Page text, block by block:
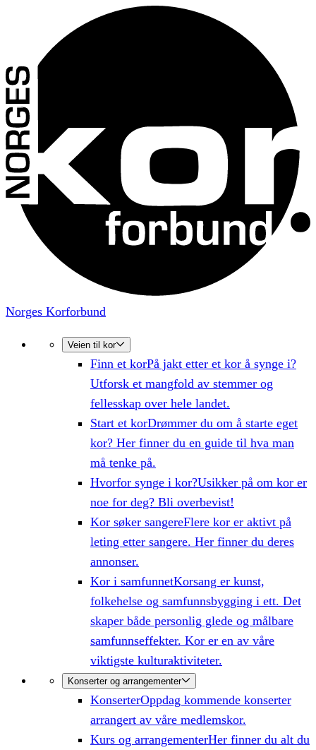
Norges Korforbund
Veien til kor
Finn et korPå jakt etter et kor å synge i?
Utforsk et mangfold av stemmer og
fellesskap over hele landet.
Start et korDrømmer du om å starte eget
kor? Her finner du en guide til hva man
må tenke på.
Hvorfor synge i kor?Usikker på om kor er
noe for deg? Bli overbevist!
Kor søker sangereFlere kor er aktivt på
leting etter sangere. Her finner du deres
annonser.
Kor i samfunnetKorsang er kunst,
folkehelse og samfunnsbygging i ett. Det
skaper både personlig glede og målbare
samfunnseffekter. Kor er en av våre
viktigste kulturaktiviteter.
Konserter og arrangementer
KonserterOppdag kommende konserter
arrangert av våre medlemskor.
Kurs og arrangementerHer finner du alt du